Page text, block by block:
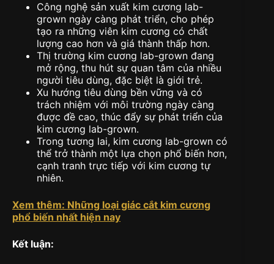
Công nghệ sản xuất kim cương lab-
grown ngày càng phát triển, cho phép
tạo ra những viên kim cương có chất
lượng cao hơn và giá thành thấp hơn.
Thị trường kim cương lab-grown đang
mở rộng, thu hút sự quan tâm của nhiều
người tiêu dùng, đặc biệt là giới trẻ.
Xu hướng tiêu dùng bền vững và có
trách nhiệm với môi trường ngày càng
được đề cao, thúc đẩy sự phát triển của
kim cương lab-grown.
Trong tương lai, kim cương lab-grown có
thể trở thành một lựa chọn phổ biến hơn,
cạnh tranh trực tiếp với kim cương tự
nhiên.
Xem thêm: Những loại giác cắt kim cương
phổ biến nhất hiện nay
Kết luận: